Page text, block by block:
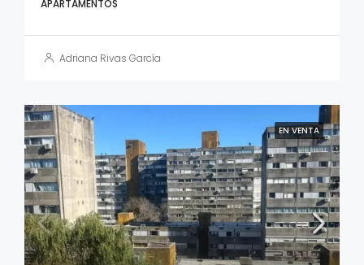
APARTAMENTOS
Adriana Rivas García
EN VENTA